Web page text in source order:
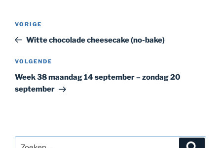
Vorig
bericht
VORIGE
Witte chocolade cheesecake (no-bake)
Volgend
bericht
VOLGENDE
Week 38 maandag 14 september – zondag 20
september